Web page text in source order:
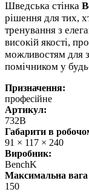
Шведська стінка
рішення для тих,
тренування з
високій якості,
можливостям для
помічником у
Призначення:
професійне
Артикул:
732B
Габарити в
91 × 117 × 240
Виробник:
BenchK
Максимальна вага
150